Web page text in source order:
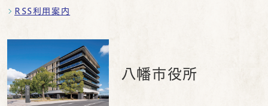
RSS利用案内
八幡市役所